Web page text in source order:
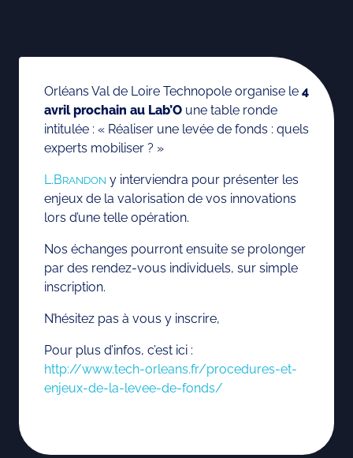
Orléans Val de Loire Technopole organise le 4
avril prochain au Lab’O une table ronde
intitulée : « Réaliser une levée de fonds : quels
experts mobiliser ? »
L.BRANDON y interviendra pour présenter les
enjeux de la valorisation de vos innovations
lors d’une telle opération.
Nos échanges pourront ensuite se prolonger
par des rendez-vous individuels, sur simple
inscription.
N’hésitez pas à vous y inscrire,
Pour plus d’infos, c’est ici :
http://www.tech-orleans.fr/procedures-et-
enjeux-de-la-levee-de-fonds/